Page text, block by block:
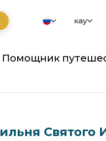
кау
Помощник
Святого